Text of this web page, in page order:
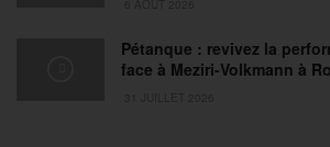
Pétanque : revivez la
face à Meziri-Volkmann à